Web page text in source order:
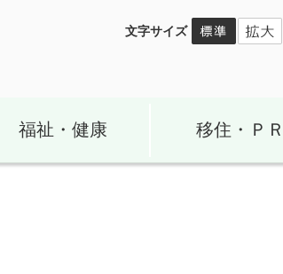
文字サイズ
福祉・健康 移住・ＰＲ